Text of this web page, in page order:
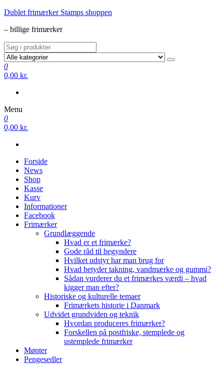
Videre
indhold
Dublet frimærker Stamps shoppen
– billige frimærker
0
0,00 kr.
Menu
0
0,00 kr.
Forside
News
Shop
Kasse
Kurv
Informationer
Facebook
Frimærker
Grundlæggende
Hvad er et frimærke?
Gode råd til begyndere
Hvilket udstyr har man brug for
Hvad betyder takning, vandmærke og gummi?
Sådan vurderer du et frimærkes værdi – hvad
kigger man efter?
Historiske og kulturelle temaer
Frimærkets historie i Danmark
Udvidet grundviden og teknik
Hvordan produceres frimærker?
Forskellen på postfriske, stemplede og
ustemplede frimærker
Mønter
Pengesedler